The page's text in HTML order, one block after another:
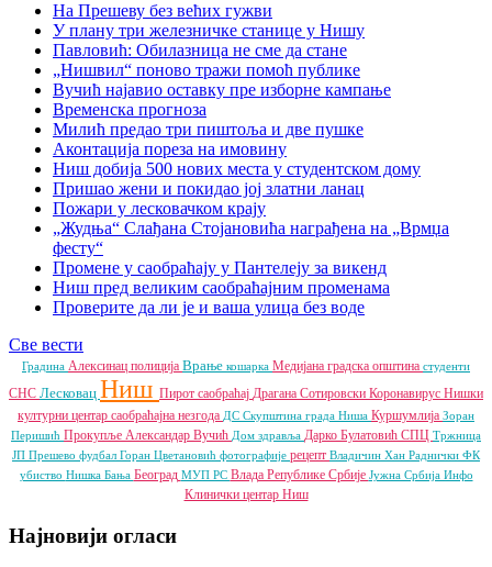
На Прешеву без већих гужви
У плану три железничке станице у Нишу
Павловић: Обилазница не сме да стане
„Нишвил“ поново тражи помоћ публике
Вучић најавио оставку пре изборне кампање
Временска прогноза
Милић предао три пиштоља и две пушке
Аконтација пореза на имовину
Ниш добија 500 нових места у студентском дому
Пришао жени и покидао јој златни ланац
Пожари у лесковачком крају
„Жудња“ Слађана Стојановића награђена на „Врмџа
фесту“
Промене у саобраћају у Пантелеју за викенд
Ниш пред великим саобраћајним променама
Проверите да ли је и ваша улица без воде
Све вести
Градина Алексинац полиција Врање кошарка Медијана градска општина студенти
СНС Лесковац Ниш Пирот саобраћај Драгана Сотировски Коронавирус Нишки
културни центар саобраћајна незгода ДС Скупштина града Ниша Куршумлија Зоран
Перишић Прокупље Александар Вучић Дом здравља Дарко Булатовић СПЦ Тржница
ЈП Прешево фудбал Горан Цветановић фотографије рецепт Владичин Хан Раднички ФК
убиство Нишка Бања Београд МУП РС Влада Републике Србије Јужна Србија Инфо
Клинички центар Ниш
Најновији огласи